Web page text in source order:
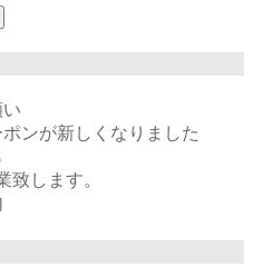
ンが新しくなりました
致します。